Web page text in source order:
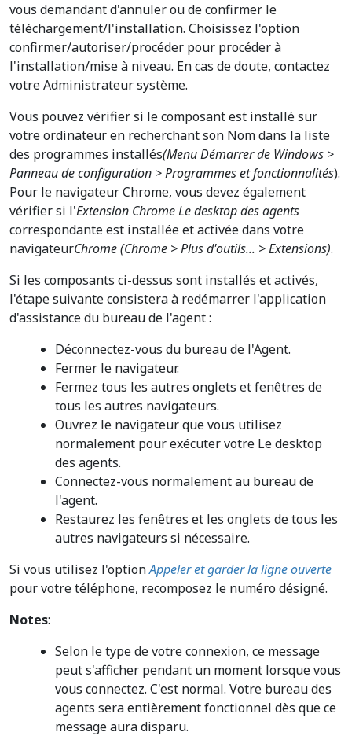
vous demandant d'annuler ou de confirmer le
téléchargement/l'installation. Choisissez l'option
confirmer/autoriser/procéder pour procéder à
l'installation/mise à niveau. En cas de doute, contactez
votre Administrateur système.
Vous pouvez vérifier si le composant est installé sur
votre ordinateur en recherchant son Nom dans la liste
des programmes installés(Menu Démarrer de Windows >
Panneau de configuration > Programmes et fonctionnalités).
Pour le navigateur Chrome, vous devez également
vérifier si l'Extension Chrome Le desktop des agents
correspondante est installée et activée dans votre
navigateurChrome (Chrome > Plus d'outils... > Extensions).
Si les composants ci-dessus sont installés et activés,
l'étape suivante consistera à redémarrer l'application
d'assistance du bureau de l'agent :
Déconnectez-vous du bureau de l'Agent.
Fermer le navigateur.
Fermez tous les autres onglets et fenêtres de
tous les autres navigateurs.
Ouvrez le navigateur que vous utilisez
normalement pour exécuter votre Le desktop
des agents.
Connectez-vous normalement au bureau de
l'agent.
Restaurez les fenêtres et les onglets de tous les
autres navigateurs si nécessaire.
Si vous utilisez l'optionAppeler et garder la ligne ouverte
pour votre téléphone, recomposez le numéro désigné.
Notes:
Selon le type de votre connexion, ce message
peut s'afficher pendant un moment lorsque vous
vous connectez. C'est normal. Votre bureau des
agents sera entièrement fonctionnel dès que ce
message aura disparu.